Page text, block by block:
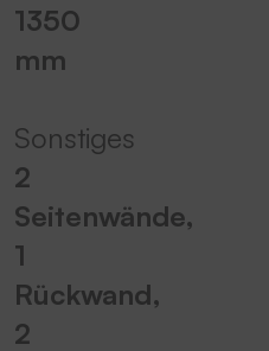
1350
mm
Sonstiges
2
Seitenwände,
1
Rückwand,
2